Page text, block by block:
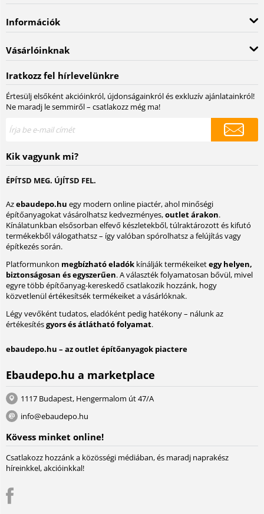
Információk
Vásárlóinknak
Iratkozz fel hírlevelünkre
Értesülj elsőként akcióinkról, újdonságainkról és exkluzív ajánlatainkról!
Ne maradj le semmiről – csatlakozz még ma!
Kik vagyunk mi?
ÉPÍTSD MEG. ÚJÍTSD FEL.
Azebaudepo.hu egy modern online piactér, ahol minőségi
építőanyagokat vásárolhatsz kedvezményes,outlet árakon.
Kínálatunkban elsősorban elfevő készletekből, túlraktározott és kifutó
termékekből válogathatsz – így valóban spórolhatsz a felújítás vagy
építkezés során.
Platformunkon megbízható eladók kínálják termékeiketegy helyen,
biztonságosan és egyszerűen. A választék folyamatosan bővül, mivel
egyre több építőanyag-kereskedő csatlakozik hozzánk, hogy
közvetlenül értékesítsék termékeiket a vásárlóknak.
Légy vevőként tudatos, eladóként pedig hatékony – nálunk az
értékesítésgyors és átlátható folyamat.
ebaudepo.hu – az outlet építőanyagok piactere
Ebaudepo.hu a marketplace
1117 Budapest, Hengermalom út 47/A
info@ebaudepo.hu
Kövess minket online!
Csatlakozz hozzánk a közösségi médiában, és maradj naprakész
híreinkkel, akcióinkkal!